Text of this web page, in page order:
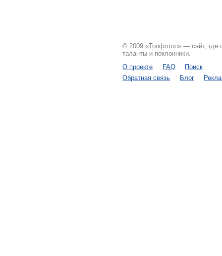
© 2009 «Топфотоп» — сайт, где
таланты и поклонники.
О проекте
FAQ
Поиск
Обратная связь
Блог